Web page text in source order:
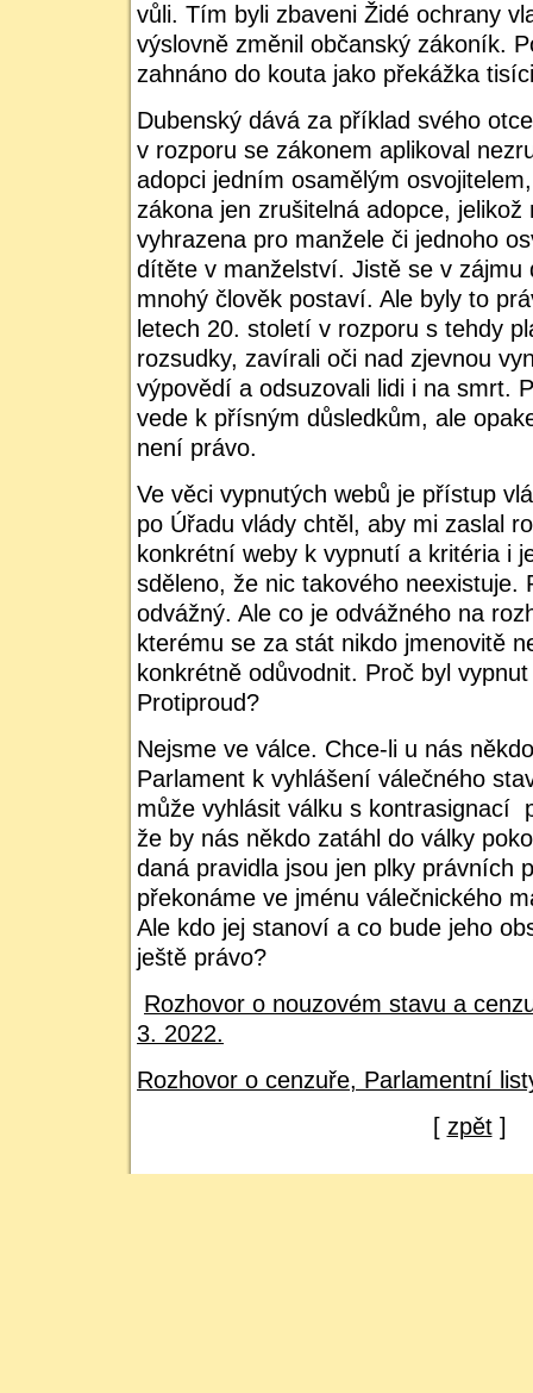
vůli. Tím byli zbaveni Židé ochrany
výslovně změnil občanský zákoník.
zahnáno do kouta jako překážka
Dubenský dává za příklad svého
v rozporu se zákonem aplikoval
adopci jedním osamělým
zákona jen zrušitelná adopce, jelikož
vyhrazena pro manžele či jednoho
dítěte v manželství. Jistě se v zájmu
mnohý člověk postaví. Ale byly to
letech 20. století v rozporu s tehdy
rozsudky, zavírali oči nad zjevnou
výpovědí a odsuzovali lidi i na smrt.
vede k přísným důsledkům, ale
není právo.
Ve věci vypnutých webů je přístup
po Úřadu vlády chtěl, aby mi zaslal
konkrétní weby k vypnutí a kritéria i
sděleno, že nic takového neexistuje.
odvážný. Ale co je odvážného na
kterému se za stát nikdo jmenovitě
konkrétně odůvodnit. Proč byl
Protiproud?
Nejsme ve válce. Chce-li u nás
Parlament k vyhlášení válečného
může vyhlásit válku s kontrasignací
že by nás někdo zatáhl do války
daná pravidla jsou jen plky právních
překonáme ve jménu válečnického
Ale kdo jej stanoví a co bude jeho
ještě právo?
Rozhovor o nouzovém stavu a
3. 2022.
Rozhovor o cenzuře, Parlamentní
[ zpět]